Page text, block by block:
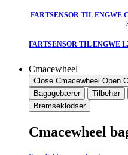
FARTSENSOR TIL ENGWE
FARTSENSOR TIL ENGWE
Cmacewheel
Close Cmacewheel Open
Bagagebærer
Tilbehør
Bremseklodser
Cmacewheel